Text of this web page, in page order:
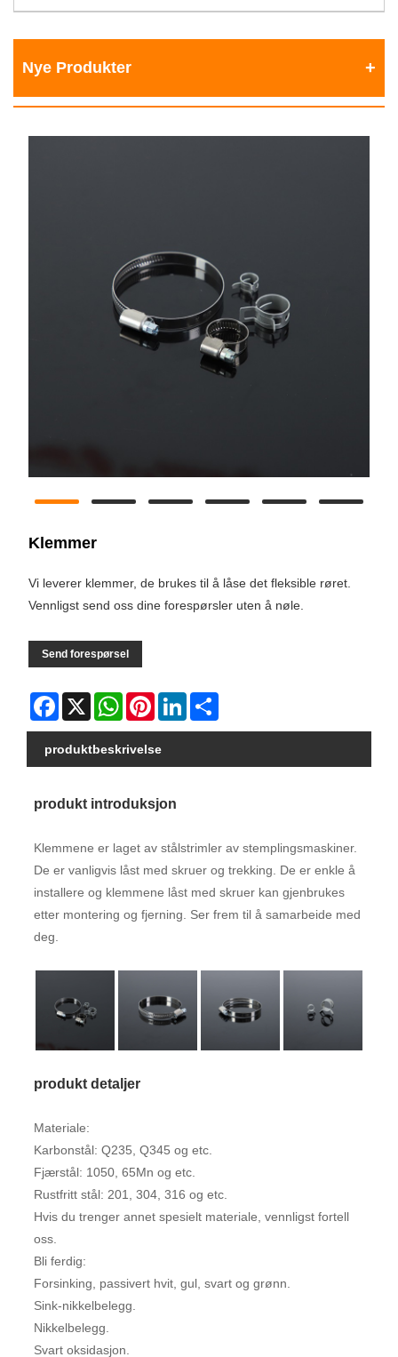
Nye Produkter
Klemmer
Vi leverer klemmer, de brukes til å låse det fleksible røret.
Vennligst send oss ​​dine forespørsler uten å nøle.
Send forespørsel
Facebook
X WhatsAppPinterestLinkedIn
produktbeskrivelse
produkt introduksjon
Klemmene er laget av stålstrimler av stemplingsmaskiner.
De er vanligvis låst med skruer og trekking. De er enkle å
installere og klemmene låst med skruer kan gjenbrukes
etter montering og fjerning. Ser frem til å samarbeide med
deg.
produkt detaljer
Materiale:
Karbonstål: Q235, Q345 og etc.
Fjærstål: 1050, 65Mn og etc.
Rustfritt stål: 201, 304, 316 og etc.
Hvis du trenger annet spesielt materiale, vennligst fortell
oss.
Bli ferdig:
Forsinking, passivert hvit, gul, svart og grønn.
Sink-nikkelbelegg.
Nikkelbelegg.
Svart oksidasjon.